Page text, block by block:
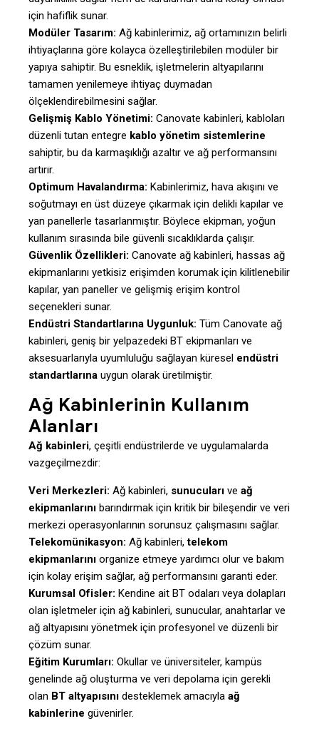
için hafiflik sunar.
Modüler Tasarım: Ağ kabinlerimiz, ağ ortamınızın belirli
ihtiyaçlarına göre kolayca özelleştirilebilen modüler bir
yapıya sahiptir. Bu esneklik, işletmelerin altyapılarını
tamamen yenilemeye ihtiyaç duymadan
ölçeklendirebilmesini sağlar.
Gelişmiş Kablo Yönetimi: Canovate kabinleri, kabloları
düzenli tutan entegre kablo yönetim sistemlerine
sahiptir, bu da karmaşıklığı azaltır ve ağ performansını
artırır.
Optimum Havalandırma: Kabinlerimiz, hava akışını ve
soğutmayı en üst düzeye çıkarmak için delikli kapılar ve
yan panellerle tasarlanmıştır. Böylece ekipman, yoğun
kullanım sırasında bile güvenli sıcaklıklarda çalışır.
Güvenlik Özellikleri: Canovate ağ kabinleri, hassas ağ
ekipmanlarını yetkisiz erişimden korumak için kilitlenebilir
kapılar, yan paneller ve gelişmiş erişim kontrol
seçenekleri sunar.
Endüstri Standartlarına Uygunluk: Tüm Canovate ağ
kabinleri, geniş bir yelpazedeki BT ekipmanları ve
aksesuarlarıyla uyumluluğu sağlayan küresel endüstri
standartlarına uygun olarak üretilmiştir.
Ağ Kabinlerinin Kullanım
Alanları
Ağ kabinleri, çeşitli endüstrilerde ve uygulamalarda
vazgeçilmezdir:
Veri Merkezleri: Ağ kabinleri, sunucuları ve ağ
ekipmanlarını barındırmak için kritik bir bileşendir ve veri
merkezi operasyonlarının sorunsuz çalışmasını sağlar.
Telekomünikasyon: Ağ kabinleri,telekom
ekipmanlarını organize etmeye yardımcı olur ve bakım
için kolay erişim sağlar, ağ performansını garanti eder.
Kurumsal Ofisler: Kendine ait BT odaları veya dolapları
olan işletmeler için ağ kabinleri, sunucular, anahtarlar ve
ağ altyapısını yönetmek için profesyonel ve düzenli bir
çözüm sunar.
Eğitim Kurumları: Okullar ve üniversiteler, kampüs
genelinde ağ oluşturma ve veri depolama için gerekli
olan BT altyapısını desteklemek amacıyla ağ
kabinlerine güvenirler.